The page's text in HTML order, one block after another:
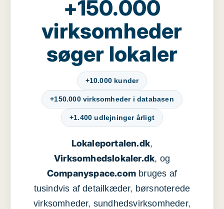
+150.000
virksomheder
søger lokaler
+10.000 kunder
+150.000 virksomheder i databasen
+1.400 udlejninger årligt
Lokaleportalen.dk,
Virksomhedslokaler.dk, og
Companyspace.com bruges af
tusindvis af detailkæder, børsnoterede
virksomheder, sundhedsvirksomheder,